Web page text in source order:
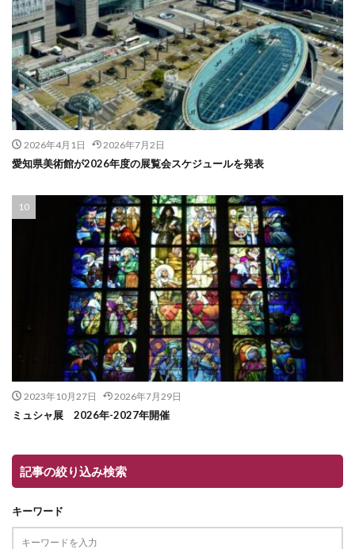
2026年4月1日 2026年7月2日
愛知県美術館が2026年度の展覧会スケジュールを発表
2023年10月27日 2026年7月29日
ミュシャ展 2026年-2027年開催
記事の絞り込み検索
キーワード